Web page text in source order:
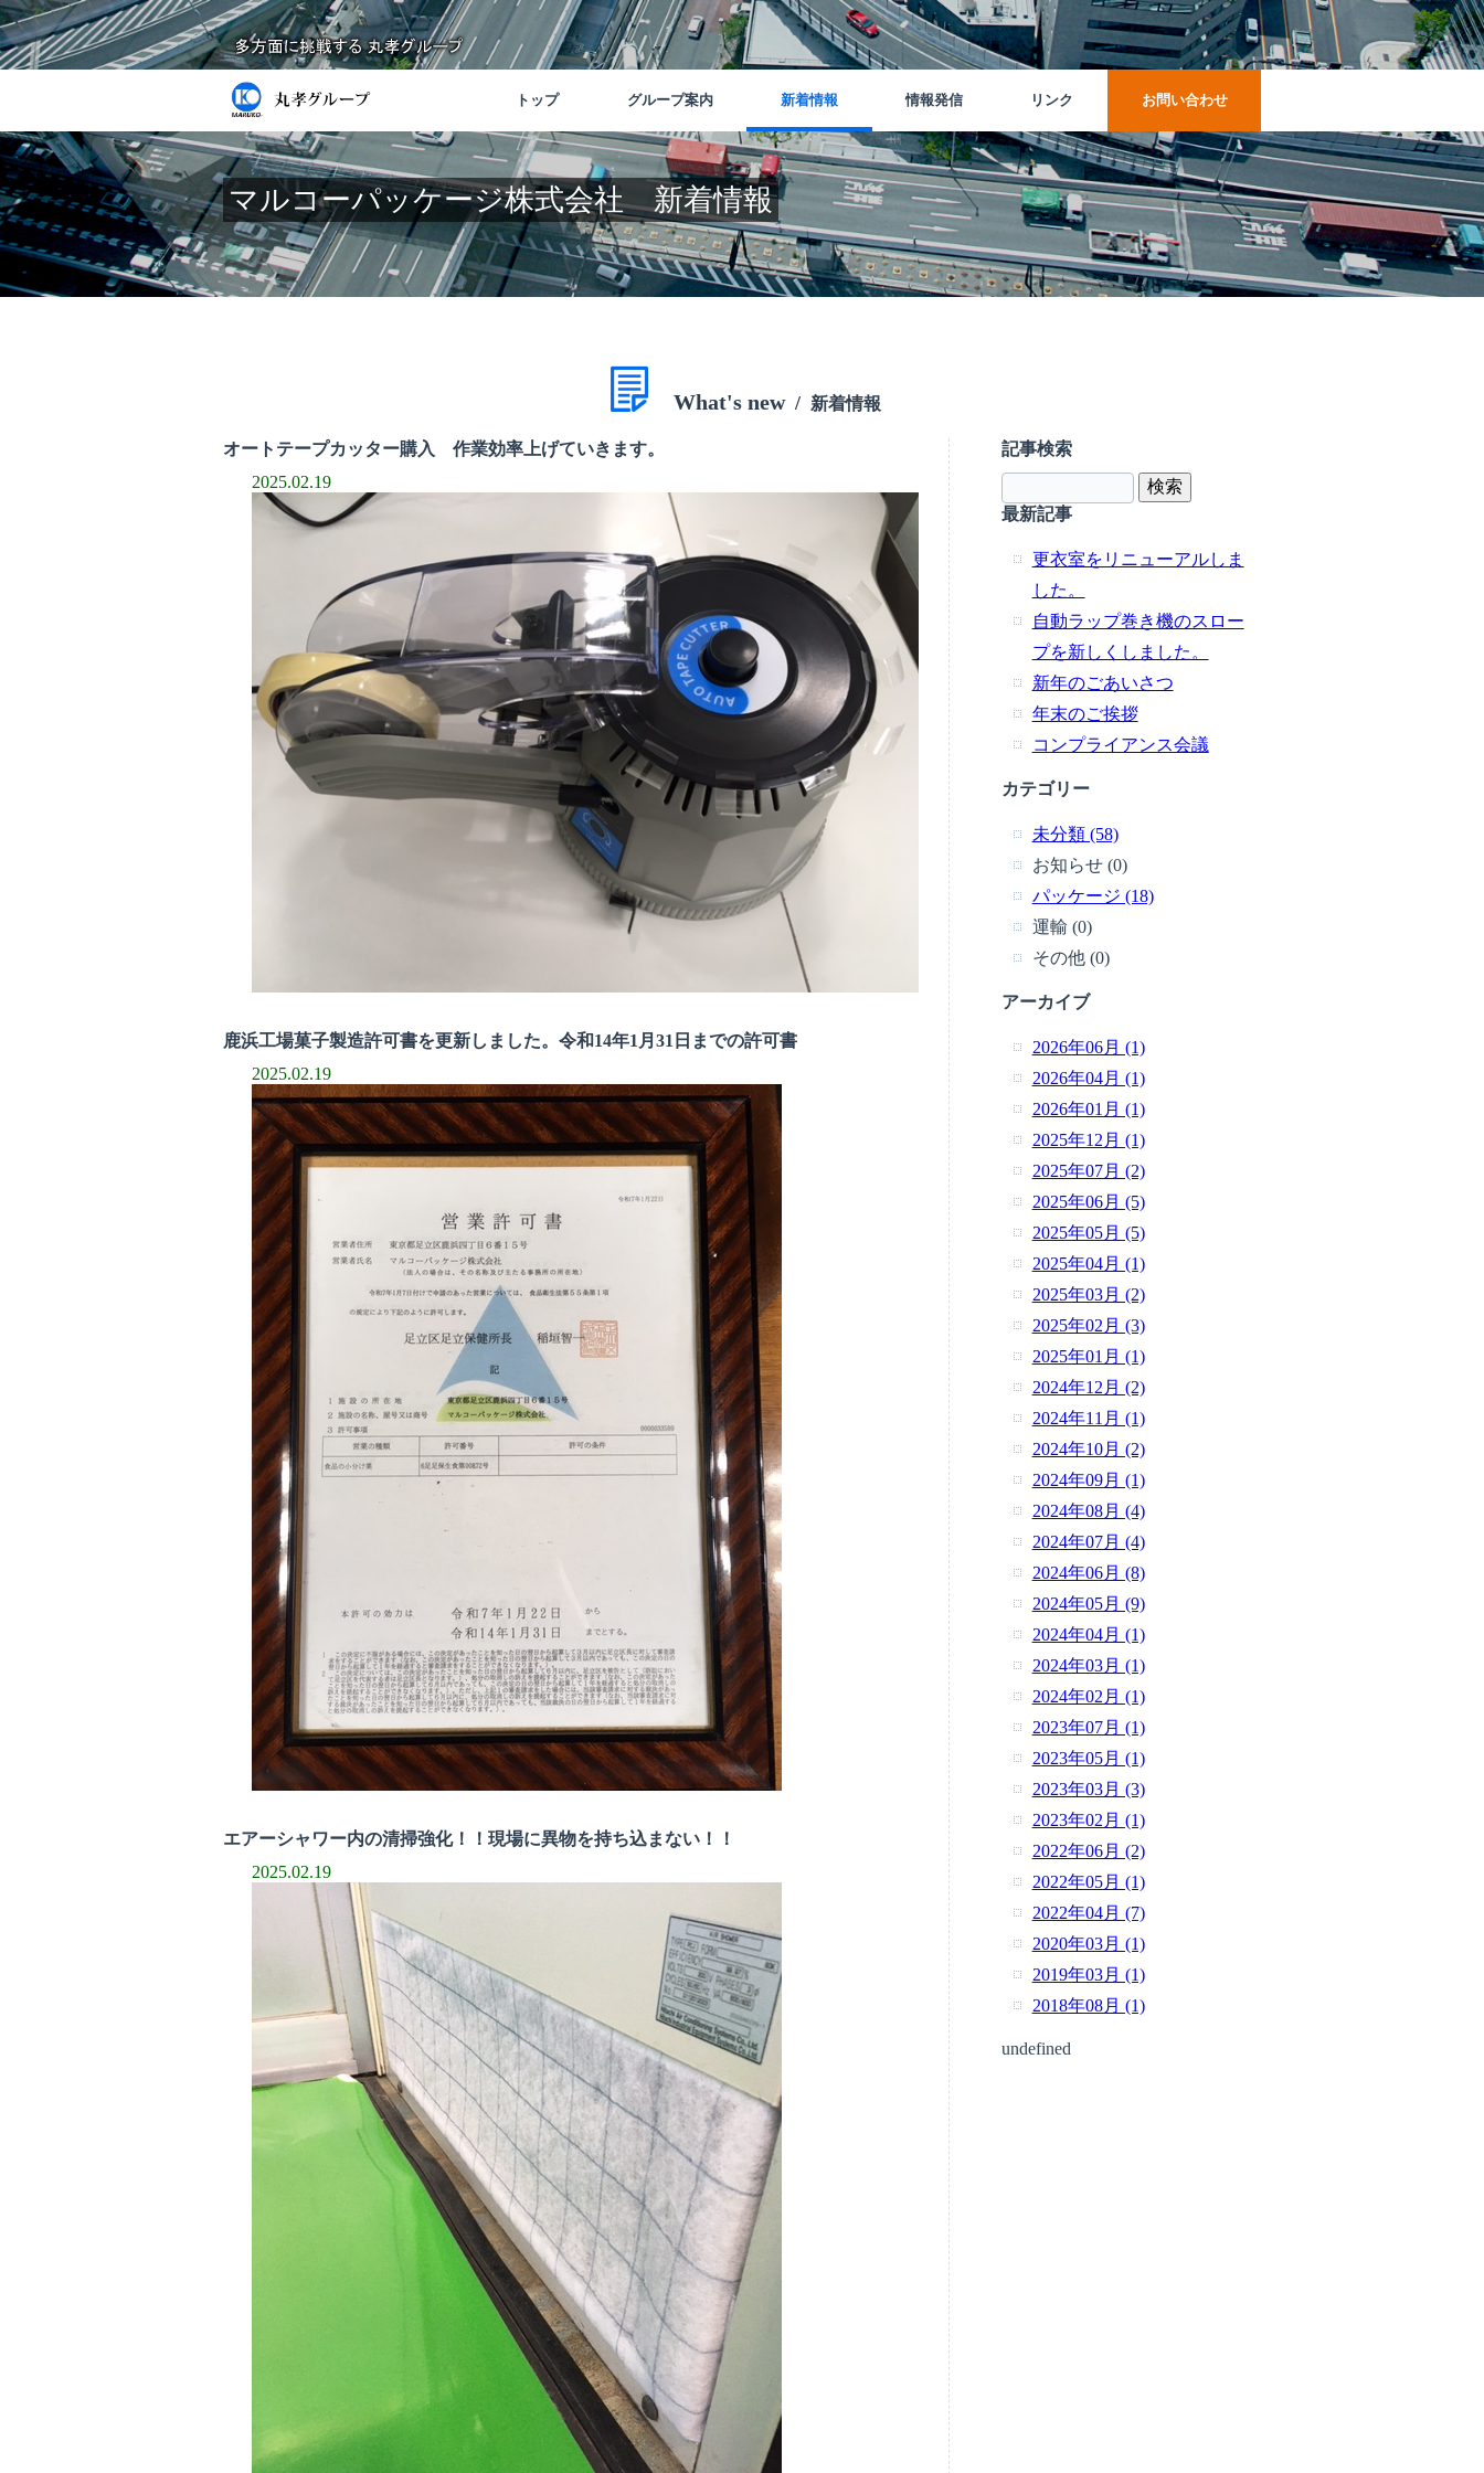
マルコーパッケージ株式会社 新着情報
トップ グループ案内
丸孝運輸倉庫株式会社
マルコーパッケージ株式会社
新着情報
丸孝運輸倉庫株式会社
マルコーパッケージ株式会社
情報発信 リンク お問い合わせ
丸孝運輸倉庫株式会社
マルコーパッケージ株式会社
What's new 新着情報
オートテープカッター購入 作業効率上げていきます。
2025.02.19
鹿浜工場菓子製造許可書を更新しました。令和14年1月31日までの許可書
2025.02.19
エアーシャワー内の清掃強化！！現場に異物を持ち込まない！！
2025.02.19
記事検索
最新記事
更衣室をリニューアルしま
した。
自動ラップ巻き機のスロー
プを新しくしました。
新年のごあいさつ
年末のご挨拶
コンプライアンス会議
カテゴリー
未分類 (58)
お知らせ (0)
パッケージ (18)
運輸 (0)
その他 (0)
アーカイブ
2026年06月 (1)
2026年04月 (1)
2026年01月 (1)
2025年12月 (1)
2025年07月 (2)
2025年06月 (5)
2025年05月 (5)
2025年04月 (1)
2025年03月 (2)
2025年02月 (3)
2025年01月 (1)
2024年12月 (2)
2024年11月 (1)
2024年10月 (2)
2024年09月 (1)
2024年08月 (4)
2024年07月 (4)
2024年06月 (8)
2024年05月 (9)
2024年04月 (1)
2024年03月 (1)
2024年02月 (1)
2023年07月 (1)
2023年05月 (1)
2023年03月 (3)
2023年02月 (1)
2022年06月 (2)
2022年05月 (1)
2022年04月 (7)
2020年03月 (1)
2019年03月 (1)
2018年08月 (1)
undefined